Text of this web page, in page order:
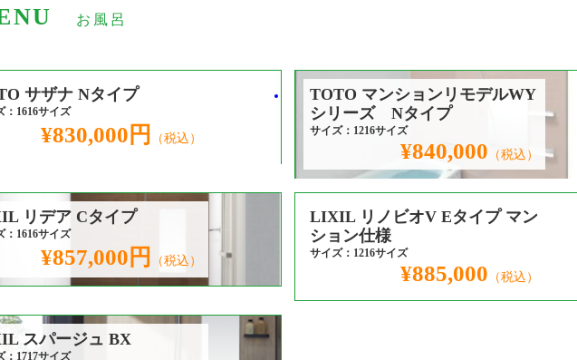
お風呂
サザナ Nタイプ
：1616サイズ
¥830,000円 （税込）
TOTO マンションリモデルWY
シリーズ Nタイプ
サイズ：1216サイズ
¥840,000 （税込）
リデア Cタイプ
：1616サイズ
¥857,000円 （税込）
LIXIL リノビオV Eタイプ マン
ション仕様
サイズ：1216サイズ
¥885,000 （税込）
スパージュ BX
：1717サイズ